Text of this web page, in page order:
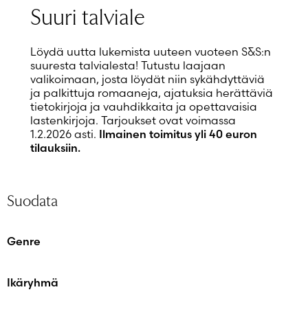
Suuri talviale
Löydä uutta lukemista uuteen vuoteen S&S:n
suuresta talvialesta! Tutustu laajaan
valikoimaan, josta löydät niin sykähdyttäviä
ja palkittuja romaaneja, ajatuksia herättäviä
tietokirjoja ja vauhdikkaita ja opettavaisia
lastenkirjoja. Tarjoukset ovat voimassa
1.2.2026 asti. Ilmainen toimitus yli 40 euron
tilauksiin.
Suodata
Genre
Ikäryhmä